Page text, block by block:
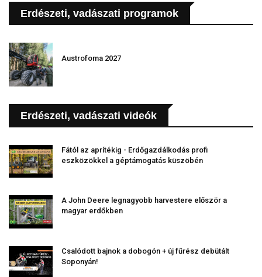
Erdészeti, vadászati programok
Austrofoma 2027
Erdészeti, vadászati videók
Fától az aprítékig - Erdőgazdálkodás profi
eszközökkel a géptámogatás küszöbén
A John Deere legnagyobb harvestere először a
magyar erdőkben
Csalódott bajnok a dobogón + új fűrész debütált
Soponyán!